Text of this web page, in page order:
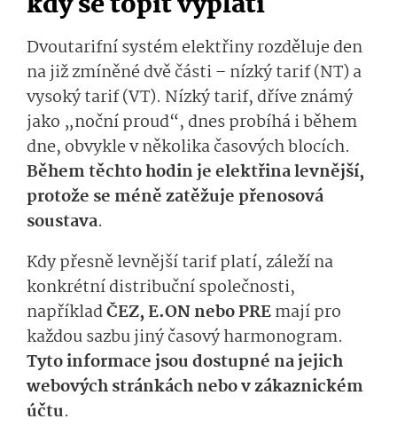
Dvoutarifní systém elektřiny rozděluje den
na již zmíněné dvě části – nízký tarif (NT) a
vysoký tarif (VT). Nízký tarif, dříve známý
jako „noční proud“, dnes probíhá i během
dne, obvykle v několika časových blocích.
Během těchto hodin je elektřina levnější,
protože se méně zatěžuje přenosová
soustava.
Kdy přesně levnější tarif platí, záleží na
konkrétní distribuční společnosti,
napříkladČEZ, E.ON nebo PREmají pro
každou sazbu jiný časový harmonogram.
Tyto informace jsou dostupné na jejich
webových stránkách nebo v zákaznickém
účtu.